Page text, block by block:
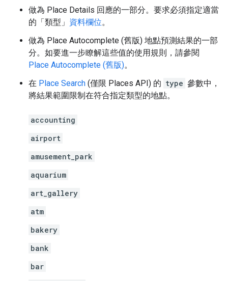
做為 Place Details 回應的一部分。要求必須指定適當
的「類型」 資料欄位。
做為 Place Autocomplete (舊版) 地點預測結果的一部
分。如要進一步瞭解這些值的使用規則，請參閱
Place Autocomplete (舊版)。
在 Place Search (僅限 Places API) 的 type 參數中，
將結果範圍限制在符合指定類型的地點。
accounting
airport
amusement_park
aquarium
art_gallery
atm
bakery
bank
bar